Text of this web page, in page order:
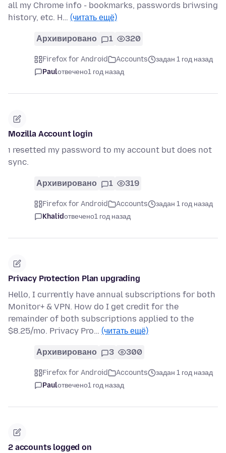
all my Chrome info - bookmarks, passwords briwsing
history, etc. H… (читать ещё)
Архивировано 1 320
Firefox for Android Accounts
задан 1 год назад
Paulотвечено1 год назад
Mozilla Account login
ı resetted my password to my account but does not
sync.
Архивировано 1 319
Firefox for Android Accounts
задан 1 год назад
Khalidотвечено1 год назад
Privacy Protection Plan upgrading
Hello, I currently have annual subscriptions for both
Monitor+ & VPN. How do I get credit for the
remainder of both subscriptions applied to the
$8.25/mo. Privacy Pro… (читать ещё)
Архивировано 3 300
Firefox for Android Accounts
задан 1 год назад
Paulотвечено1 год назад
2 accounts logged on